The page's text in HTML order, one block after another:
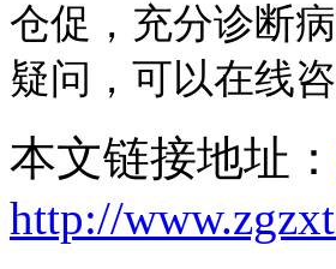
仓促，充分诊断
疑问，可以在线
本文链接地址：
http://